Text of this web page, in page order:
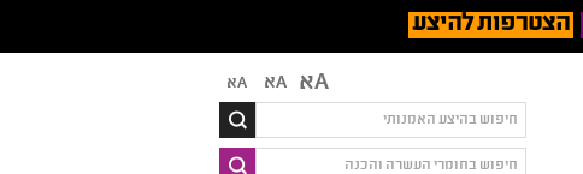
הצטרפות להיצע
Aא Aא Aא